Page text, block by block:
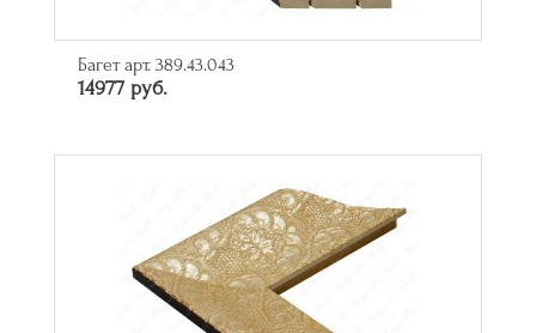
Багет арт. 389.43.043
14977 руб.